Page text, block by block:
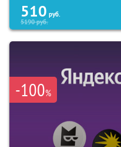
510 руб.
5190руб.
-100%